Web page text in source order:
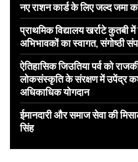
नए राशन कार्ड के लिए जल्द जमा
प्राथमिक विद्यालय खर्राटे
अभिभावकों का स्वागत, संगोष्ठी
ऐतिहासिक जिउतिया पर्व को
लोकसंस्कृति के संरक्षण में उपेंद्र
अधिकाधिक योगदान
ईमानदारी और समाज सेवा की
सिंह